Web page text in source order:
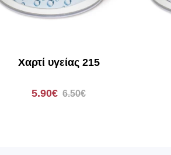
Χαρτί υγείας 215
5.90€ 6.50€